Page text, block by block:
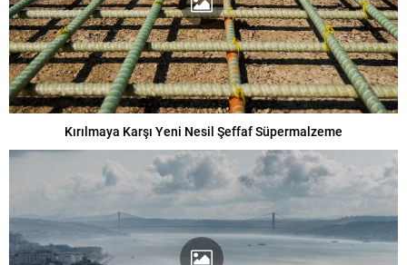
Kırılmaya Karşı Yeni Nesil Şeffaf Süpermalzeme